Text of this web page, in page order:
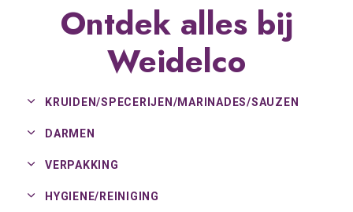
Ontdek alles bij
Weidelco
KRUIDEN/SPECERIJEN/MARINADES/SAUZEN
DARMEN
VERPAKKING
HYGIENE/ REINIGING